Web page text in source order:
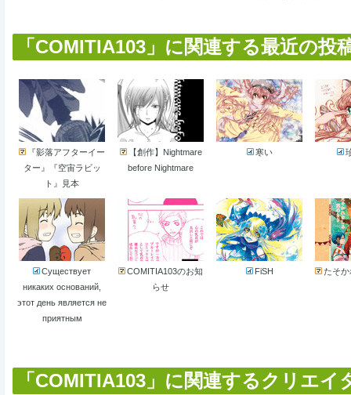
「COMITIA103」に関連する最近の投
『影落アフターイー
ター』『空宙ラビッ
ト』見本
【創作】Nightmare
before Nightmare
寒い
Существует
никаких оснований,
этот день является не
приятным
COMITIA103のお知
らせ
FiSH
たそ
「COMITIA103」に関連するクリエイ